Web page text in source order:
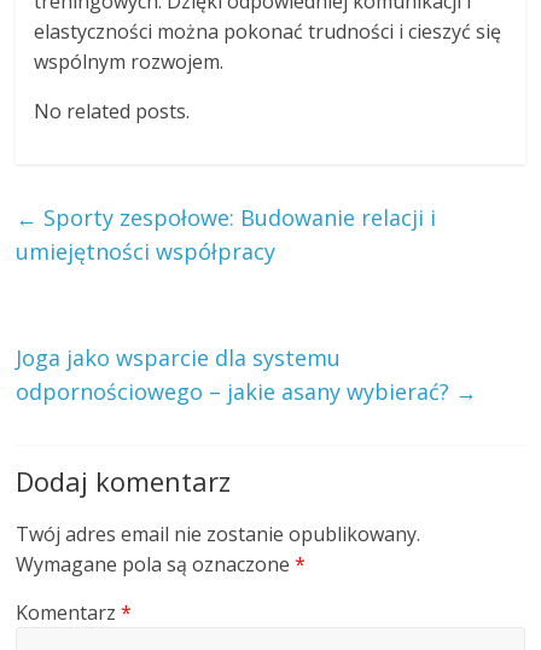
elastyczności można pokonać trudności i cieszyć się
wspólnym rozwojem.
No related posts.
← Sporty zespołowe: Budowanie relacji i
umiejętności współpracy
Joga jako wsparcie dla systemu
odpornościowego – jakie asany wybierać? →
Dodaj komentarz
Twój adres email nie zostanie opublikowany.
Wymagane pola są oznaczone*
Komentarz*